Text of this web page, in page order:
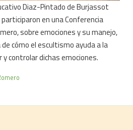
Diaz-Pintado de Burjassot
en una Conferencia
sobre emociones y su manejo,
cómo el escultismo ayuda a la
controlar dichas emociones.